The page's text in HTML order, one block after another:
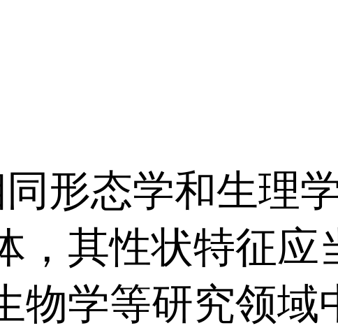
态学和生理学
，其性状特征
物学等研究领域